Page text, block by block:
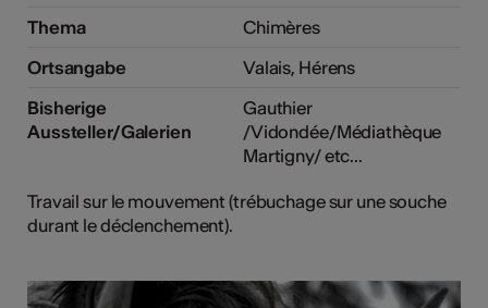
Thema
Chimères
Ortsangabe
Valais, Hérens
Bisherige
Aussteller/Galerien
Gauthier
/Vidondée/Médiathèque
Martigny/ etc...
Travail sur le mouvement (trébuchage sur une souche
durant le déclenchement).